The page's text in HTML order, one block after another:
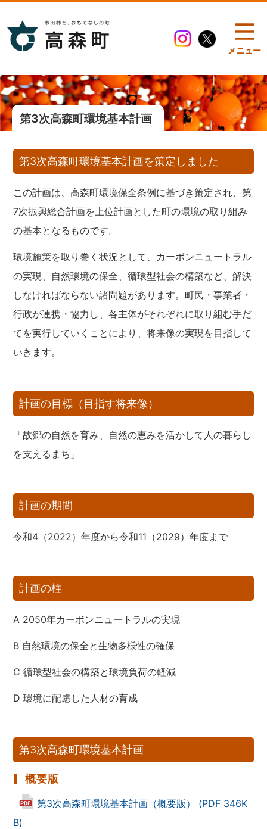
メニュー
第3次高森町環境基本計画
第3次高森町環境基本計画を策定しました
この計画は、高森町環境保全条例に基づき策定され、第
7次振興総合計画を上位計画とした町の環境の取り組み
の基本となるものです。
環境施策を取り巻く状況として、カーボンニュートラル
の実現、自然環境の保全、循環型社会の構築など、解決
しなければならない諸問題があります。町民・事業者・
行政が連携・協力し、各主体がそれぞれに取り組む手だ
てを実行していくことにより、将来像の実現を目指して
いきます。
計画の目標（目指す将来像）
「故郷の自然を育み、自然の恵みを活かして人の暮らし
を支えるまち」
計画の期間
令和4（2022）年度から令和11（2029）年度まで
計画の柱
A 2050年カーボンニュートラルの実現
B 自然環境の保全と生物多様性の確保
C 循環型社会の構築と環境負荷の軽減
D 環境に配慮した人材の育成
第3次高森町環境基本計画
概要版
第3次高森町環境基本計画（概要版） (PDF 346K
B)